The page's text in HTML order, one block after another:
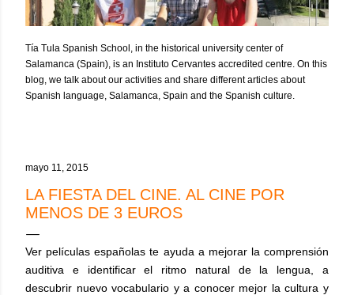
Tía Tula Spanish School, in the historical university center of
Salamanca (Spain), is an Instituto Cervantes accredited centre. On this
blog, we talk about our activities and share different articles about
Spanish language, Salamanca, Spain and the Spanish culture.
mayo 11, 2015
LA FIESTA DEL CINE. AL CINE POR
MENOS DE 3 EUROS
Ver películas españolas te ayuda a mejorar la comprensión
auditiva e identificar el ritmo natural de la lengua, a
descubrir nuevo vocabulario y a conocer mejor la cultura y